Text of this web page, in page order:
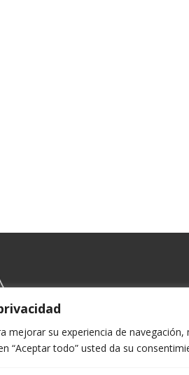
mejorar su experiencia de
“Aceptar todo” usted da su